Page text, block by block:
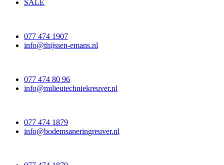
SALE
077 474 1907
info@thijssen-emans.nl
077 474 80 96
info@milieutechniekreuver.nl
077 474 1879
info@bodemsaneringreuver.nl